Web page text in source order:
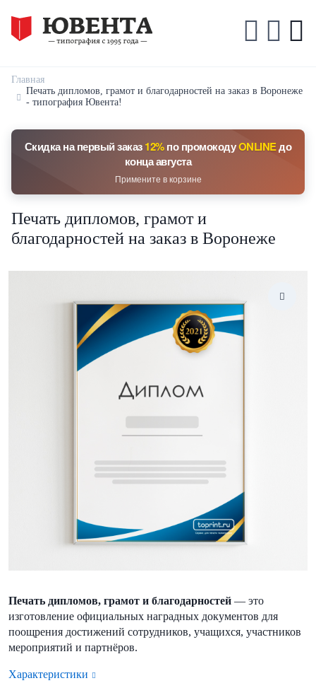
Главная
Печать дипломов, грамот и благодарностей на заказ в Воронеже
- типография Ювента!
Скидка на первый заказ12%по промокодуONLINEдо
конца августа
Примените в корзине
Печать дипломов, грамот и
благодарностей на заказ в Воронеже
Печать дипломов, грамот и благодарностей — это
изготовление официальных наградных документов для
поощрения достижений сотрудников, учащихся, участников
мероприятий и партнёров.
Характеристики